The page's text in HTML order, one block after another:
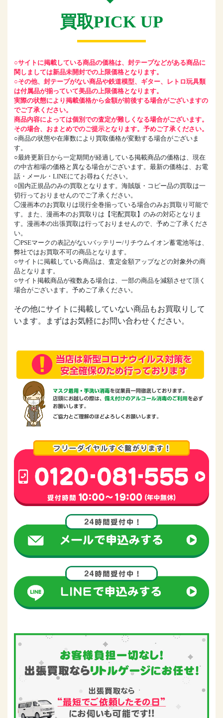
買取PICK UP
○サイトに掲載している商品の価格は、封テープなどがある商品に
関しましては新品未開封での上限価格となります。
○その他、封テープがない商品や鉄道模型、ギター、レトロ玩具類
は付属品が揃っていて美品の上限価格となります。
実際の状態により掲載価格から金額が前後する場合がございますの
でご了承ください。
商品内容によっては個別での査定が難しくなる場合がございます。
その場合、おまとめでのご提示となります。予めご了承ください。
○商品の状態や在庫数により買取価格が変動する場合がございま
す。
○最終更新日から一定期間が経過している掲載商品の価格は、現在
の中古相場の価格と異なる場合がございます。最新の価格は、お電
話・メール・LINEにてお尋ねください。
○国内正規品のみの買取となります。海賊版・コピー品の買取は一
切行っておりませんのでご了承ください。
◯漫画本のお買取りは現行全巻揃っている場合のみお買取り可能で
す。また、漫画本のお買取りは【宅配買取】のみの対応となりま
す。漫画本の出張買取は行っておりませんので、予めご了承くださ
い。
◯PSEマークの表記がないバッテリー/リチウムイオン蓄電池等は、
弊社ではお買取不可の商品となります。
○サイトに掲載している商品は、査定金額アップなどの対象外の商
品となります。
○サイト掲載商品が複数ある場合は、一部の商品を減額させて頂く
場合がございます。予めご了承ください。
その他にサイトに掲載していない商品もお買取りして
います。まずはお気軽にお問い合わせください。